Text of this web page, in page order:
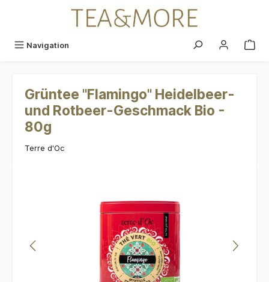
Navigation
Grüntee "Flamingo" Heidelbeer-
und Rotbeer-Geschmack Bio -
80g
Terre d'Oc